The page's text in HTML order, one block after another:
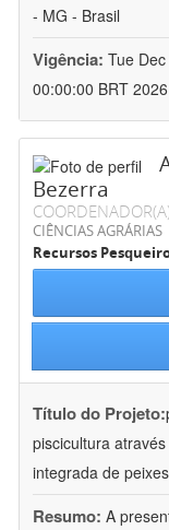
- MG - Brasil
Vigência: Tue
00:00:00 BRT 2026
Bezerra
CIÊNCIAS AGRÁRIAS
Recursos
Título do Projeto:
piscicultura
integrada de
Resumo: A